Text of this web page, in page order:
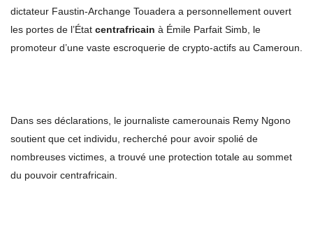
dictateur Faustin-Archange Touadera a personnellement ouvert
les portes de l’État centrafricain à Émile Parfait Simb, le
promoteur d’une vaste escroquerie de crypto-actifs au Cameroun.
Dans ses déclarations, le journaliste camerounais Remy Ngono
soutient que cet individu, recherché pour avoir spolié de
nombreuses victimes, a trouvé une protection totale au sommet
du pouvoir centrafricain.